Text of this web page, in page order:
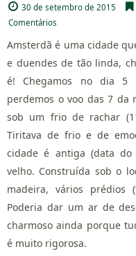
30 de setembro de 2015
Comentários
Amsterdã é uma cidade
e duendes de tão linda,
é! Chegamos no dia 5
perdemos o voo das 7 da
sob um frio de rachar
Tiritava de frio e de
cidade é antiga (data
velho. Construída sob o
madeira, vários prédios
Poderia dar um ar de
charmoso ainda porque
é muito rigorosa.